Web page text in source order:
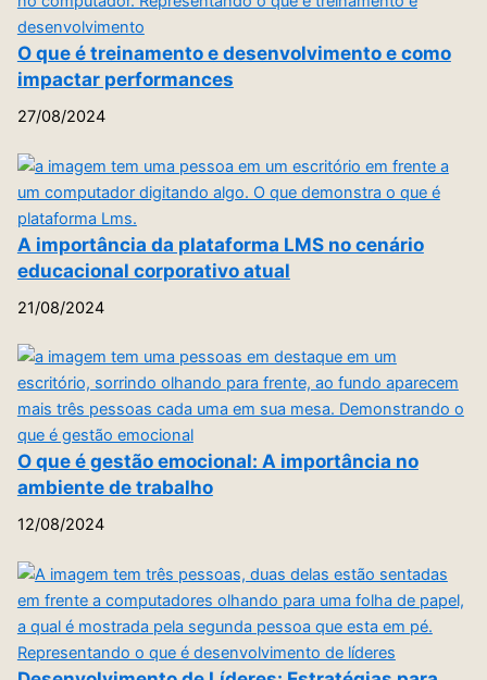
O que é treinamento e desenvolvimento e como
impactar performances
27/08/2024
A importância da plataforma LMS no cenário
educacional corporativo atual
21/08/2024
O que é gestão emocional: A importância no
ambiente de trabalho
12/08/2024